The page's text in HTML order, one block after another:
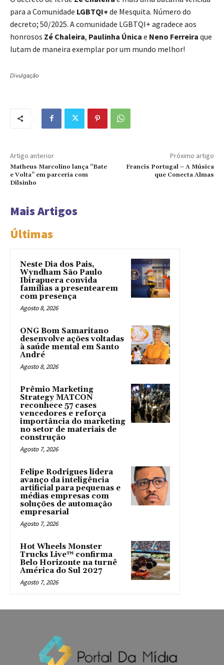
para a Comunidade LGBTQI+ de Mesquita. Número do
decreto; 50/2025. A comunidade LGBTQI+ agradece aos
honrosos Zé Chaleira, Paulinha Única e Neno Ferreira que
lutam de maneira exemplar por um mundo melhor!
Divulgação
Artigo anterior
Matheus Marcolino lança “Bate
e Volta” em parceria com
Dilsinho
Próximo artigo
Francis Portugal – A Música
que Conecta Almas
Mais Artigos
Últimas
Neste Dia dos Pais,
Wyndham São Paulo
Ibirapuera convida
famílias a presentearem
com presença
Agosto 8, 2026
ONG Bom Samaritano
desenvolve ações voltadas
à saúde mental em Santo
André
Agosto 8, 2026
Prêmio Marketing
Strategy MATCON
reconhece 57 cases
vencedores e reforça
importância do marketing
no setor de materiais de
construção
Agosto 7, 2026
Felipe Rodrigues lidera
avanço da inteligência
artificial para pequenas e
médias empresas com
soluções de automação
empresarial
Agosto 7, 2026
Hot Wheels Monster
Trucks Live™ confirma
Belo Horizonte na turnê
América do Sul 2027
Agosto 7, 2026